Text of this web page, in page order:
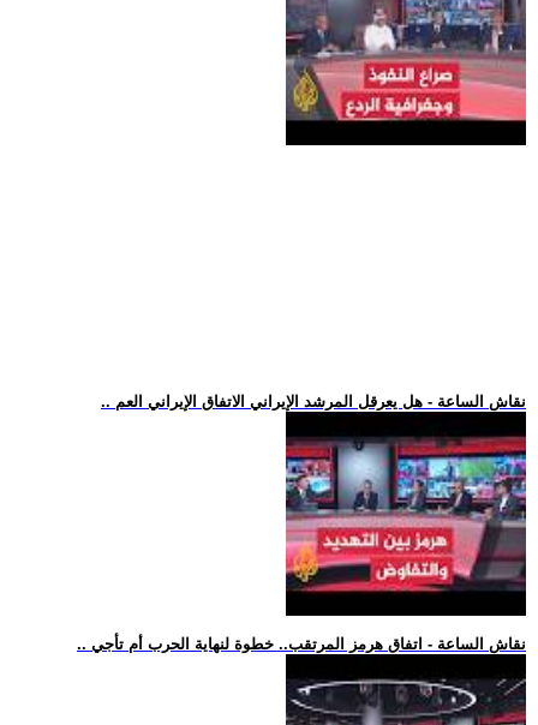
.. نقاش الساعة - هل يعرقل المرشد الإيراني الاتفاق الإيراني العم
.. نقاش الساعة - اتفاق هرمز المرتقب.. خطوة لنهاية الحرب أم تأجي